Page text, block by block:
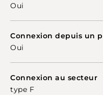
Oui
Connexion depuis un
Oui
Connexion au secteur
type F